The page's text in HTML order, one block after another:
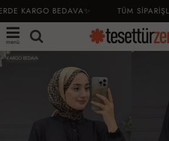
KARGO BEDAVA✨ TÜM
menü
KARGO BEDAVA